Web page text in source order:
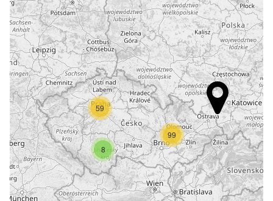
8
59
99